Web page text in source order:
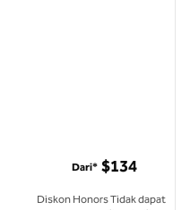
Dari* $134
Diskon Honors Tidak dapat